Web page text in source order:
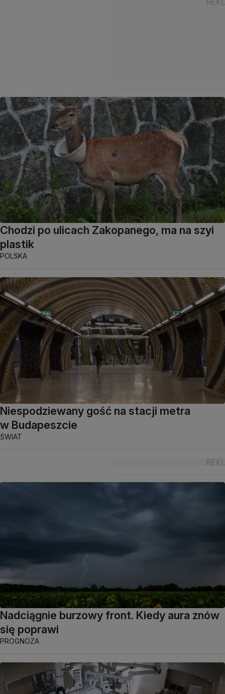
Chodzi po ulicach Zakopanego, ma na szyi
plastik
POLSKA
Niespodziewany gość na stacji metra
w Budapeszcie
ŚWIAT
Nadciągnie burzowy front. Kiedy aura znów
się poprawi
PROGNOZA